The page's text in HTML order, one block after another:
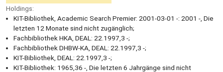
Holdings:
KIT-Bibliothek, Academic Search Premier: 2001-03-01 -: 2001 -, Die
letzten 12 Monate sind nicht zugänglich;
Fachbibliothek HKA, DEAL: 22.1997,3 -;
Fachbibliothek DHBW-KA, DEAL: 22.1997,3 -;
KIT-Bibliothek, DEAL: 22.1997,3 -;
KIT-Bibliothek: 1965,36 -, Die letzten 6 Jahrgänge sind nicht